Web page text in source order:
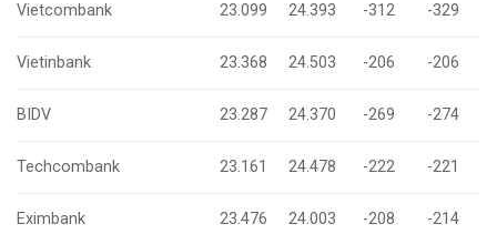
Vietcombank 23.099 24.393 -312 -329
Vietinbank 23.368 24.503 -206 -206
BIDV 23.287 24.370 -269 -274
Techcombank 23.161 24.478 -222 -221
Eximbank 23.476 24.003 -208 -214